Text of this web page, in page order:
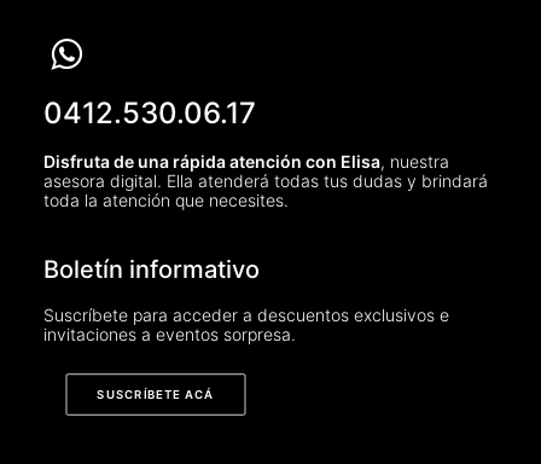
0412.530.06.17
Disfruta de una rápida atención con Elisa, nuestra
asesora digital. Ella atenderá todas tus dudas y brindará
toda la atención que necesites.
Boletín informativo
Suscríbete para acceder a descuentos exclusivos e
invitaciones a eventos sorpresa.
SUSCRÍBETE ACÁ